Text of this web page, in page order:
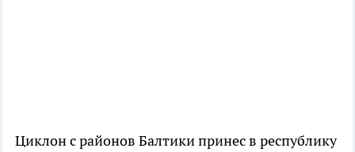
Циклон с районов Балтики принес в республику